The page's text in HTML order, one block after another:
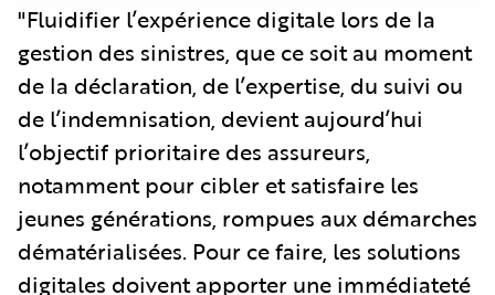
"Fluidifier l’expérience digitale lors de la
gestion des sinistres, que ce soit au moment
de la déclaration, de l’expertise, du suivi ou
de l’indemnisation, devient aujourd’hui
l’objectif prioritaire des assureurs,
notamment pour cibler et satisfaire les
jeunes générations, rompues aux démarches
dématérialisées. Pour ce faire, les solutions
digitales doivent apporter une immédiateté